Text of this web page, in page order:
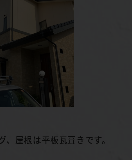
、屋根は平板瓦葺きです。